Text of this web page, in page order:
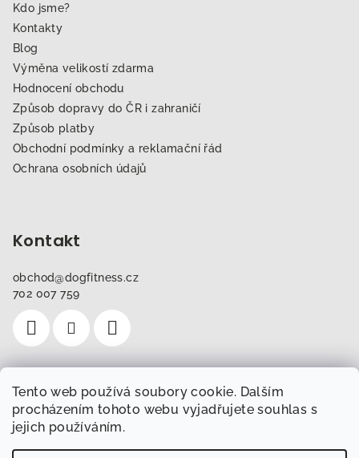
Tento web používá soubory cookie. Dalším
procházením tohoto webu vyjadřujete souhlas s
jejich používáním.
Kdo jsme?
Kontakty
Blog
Výměna velikostí zdarma
Hodnocení obchodu
Způsob dopravy do ČR i zahraničí
Způsob platby
Obchodní podmínky a reklamační řád
Ochrana osobních údajů
Kontakt
obchod@dogfitness.cz
702 007 759
Instagram
Sledovat na Instagramu